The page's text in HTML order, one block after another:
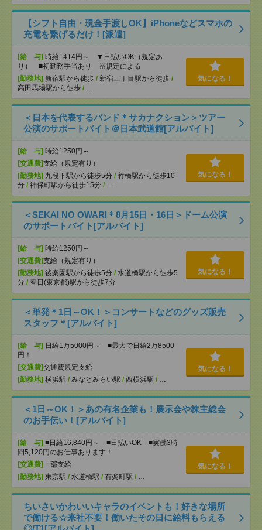
【シフト自由・現金手渡しOK】iPhoneなどスマホの
充電を繋げるだけ！[派遣]
[給 与] 時給1414円～ ▼日払いOK（規定あ
り） ■初勤務手当あり ※規定による
[勤務地] 新宿駅から徒歩 / 新宿三丁目駅から徒歩 /
高田馬場駅から徒歩 / …
気になる！
＜日本を代表するバンド＊サカナクション＞ツアー
公演のサポートバイト＠日本武道館[アルバイト]
[給 与] 時給1250円～
[交通費]支給（規定有り）
[勤務地] 九段下駅から徒歩5分 / 竹橋駅から徒歩10
分 / 神保町駅から徒歩15分 / …
気になる！
＜SEKAI NO OWARI＊8月15日・16日＞ドーム公演
のサポートバイト[アルバイト]
[給 与] 時給1250円～
[交通費]支給（規定有り）
[勤務地] 後楽園駅から徒歩5分 / 水道橋駅から徒歩5
分 / 春日(東京都)駅から徒歩7分
気になる！
＜単発＊1日～OK！＞コンサートなどのグッズ販売
スタッフ＊[アルバイト]
[給 与] 日給1万5000円～ ■最大で日給2万8500
円！
[交通費]交通費規定支給
[勤務地] 横浜駅 / みなとみらい駅 / 西横浜駅 / …
気になる！
＜1日～OK！＞あの有名企業も！展示会や株主総会
のお手伝い！[アルバイト]
[給 与] ■日給16,840円～ ■日払いOK ■実働3時
間5,120円のお仕事あります！
[交通費]一部支給
[勤務地] 東京駅 / 水道橋駅 / 有楽町駅 / …
気になる！
ちいさいかわいいキャラのイベントも！好きな場所
で働ける☆来社不要！働いたその日に給料もらえる